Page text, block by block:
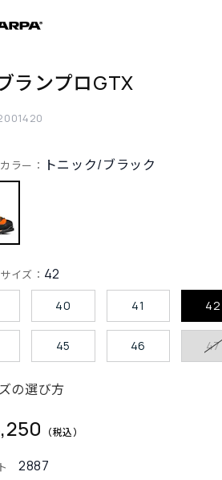
ランプロGTX
2887
ラー： トニック/ブラック
イズ： 42
40 41 42
45 46 47
の選び方